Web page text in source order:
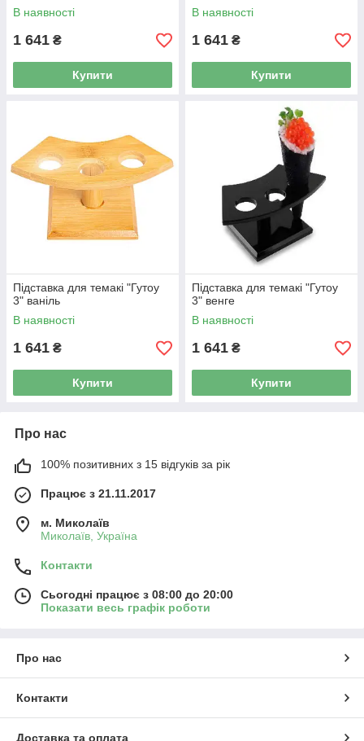
В наявності
1 641 ₴
Купити
В наявності
1 641 ₴
Купити
Підставка для темакі "Гутоу
3" ваніль
В наявності
1 641 ₴
Купити
Підставка для темакі "Гутоу
3" венге
В наявності
1 641 ₴
Купити
Про нас
100% позитивних з 15 відгуків за рік
Працює з 21.11.2017
м. Миколаїв
Миколаїв, Україна
Контакти
Сьогодні працює з 08:00 до 20:00
Показати весь графік роботи
Про нас
Контакти
Доставка та оплата